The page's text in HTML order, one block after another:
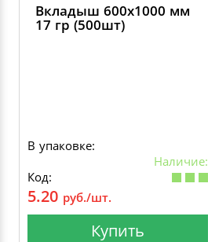
Вкладыш 600х1000 мм
17 гр (500шт)
В упаковке:
Наличие:
Код:
5.20 руб./шт.
Купить